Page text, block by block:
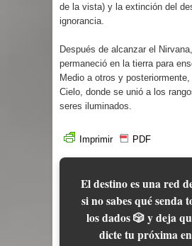
de la vista) y la extinción del
ignorancia.
Después de alcanzar el
permaneció en la tierra para
Medio a otros y posteriormente,
Cielo, donde se unió a los
seres iluminados.
Imprimir PDF
El destino es una red
si no sabes qué senda
los dados 🎲 y deja
dicte tu próxima